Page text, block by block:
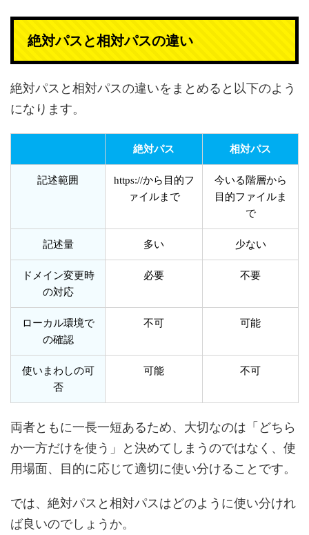
絶対パスと相対パスの違い
絶対パスと相対パスの違いをまとめると以下のよう
になります。
絶対パス 相対パス
記述範囲
https://から目的フ
ァイルまで
今いる階層から
目的ファイルま
で
記述量 多い 少ない
ドメイン変更時
の対応
必要 不要
ローカル環境で
の確認
不可 可能
使いまわしの可
否
可能 不可
両者ともに一長一短あるため、大切なのは「どちら
か一方だけを使う」と決めてしまうのではなく、使
用場面、目的に応じて適切に使い分けることです。
では、絶対パスと相対パスはどのように使い分けれ
ば良いのでしょうか。